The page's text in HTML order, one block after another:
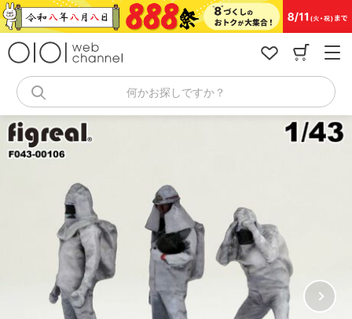
コ
ン
キ
何かお探しですか？